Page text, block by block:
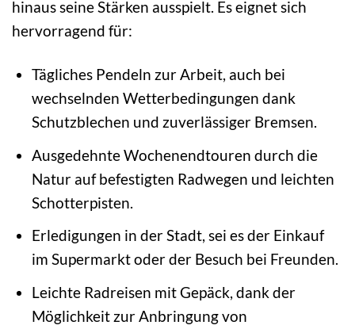
hinaus seine Stärken ausspielt. Es eignet sich
hervorragend für:
Tägliches Pendeln zur Arbeit, auch bei
wechselnden Wetterbedingungen dank
Schutzblechen und zuverlässiger Bremsen.
Ausgedehnte Wochenendtouren durch die
Natur auf befestigten Radwegen und leichten
Schotterpisten.
Erledigungen in der Stadt, sei es der Einkauf
im Supermarkt oder der Besuch bei Freunden.
Leichte Radreisen mit Gepäck, dank der
Möglichkeit zur Anbringung von